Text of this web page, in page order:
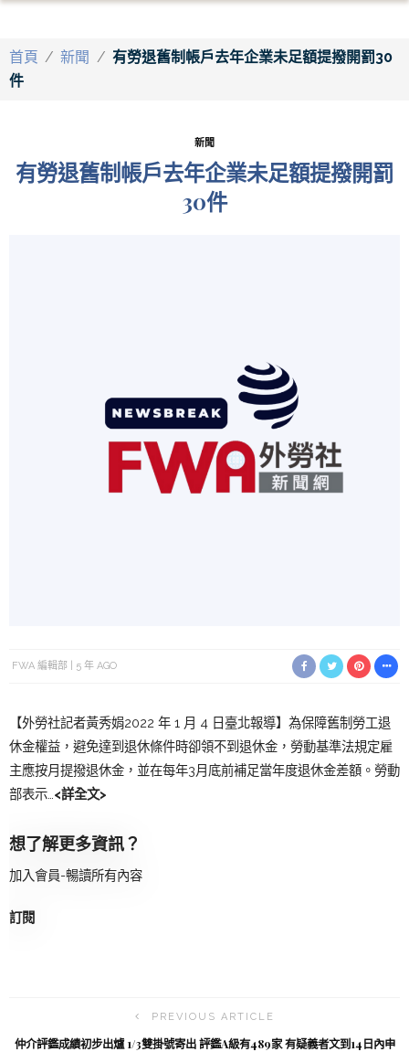
首頁 / 新聞 / 有勞退舊制帳戶去年企業未足額提撥開罰30
件
新聞
有勞退舊制帳戶去年企業未足額提撥開罰
30件
FWA 編輯部 5 年 AGO
【外勞社記者黃秀娟2022 年 1 月 4 日臺北報導】為保障舊制勞工退
休金權益，避免達到退休條件時卻領不到退休金，勞動基準法規定雇
主應按月提撥退休金，並在每年3月底前補足當年度退休金差額。勞動
部表示… <詳全文>
想了解更多資訊？
加入會員-暢讀所有內容
訂閱
PREVIOUS ARTICLE
仲介評鑑成績初步出爐 1/3雙掛號寄出 評鑑A級有489家 有疑義者文到14日內申